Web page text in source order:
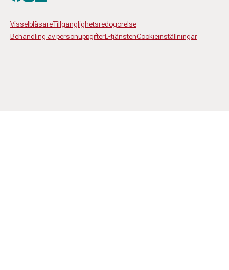
VisselblåsareTillgänglighetsredogörelse
Behandling av personuppgifterE-tjänstenCookieinställningar